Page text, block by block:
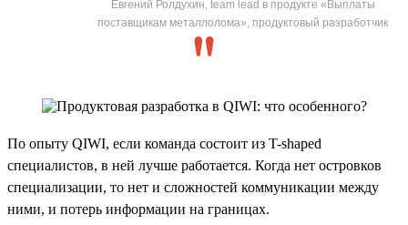
Евгений Ролдухин, team lead в продукте «Выплаты
поставщикам металлолома», продуктовый разработчик
По опыту QIWI, если команда состоит из T-shaped
специалистов, в ней лучше работается. Когда нет островков
специализации, то нет и сложностей коммуникации между
ними, и потерь информации на границах.